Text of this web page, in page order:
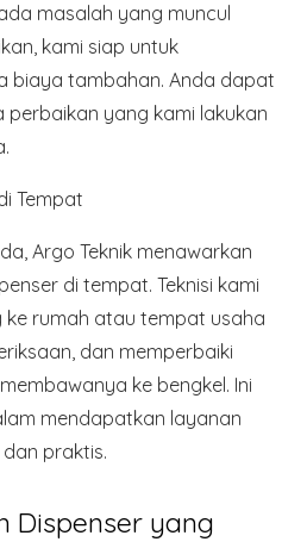
masalah yang muncul
kami siap untuk
biaya tambahan. Anda dapat
yang kami lakukan
Tempat
Argo Teknik menawarkan
di tempat. Teknisi kami
rumah atau tempat usaha
dan memperbaiki
ke bengkel. Ini
mendapatkan layanan
praktis.
Dispenser yang